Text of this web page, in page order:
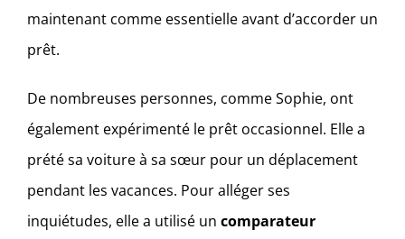
maintenant comme essentielle avant d’accorder un
prêt.
De nombreuses personnes, comme Sophie, ont
également expérimenté le prêt occasionnel. Elle a
prété sa voiture à sa sœur pour un déplacement
pendant les vacances. Pour alléger ses
inquiétudes, elle a utilisé un comparateur